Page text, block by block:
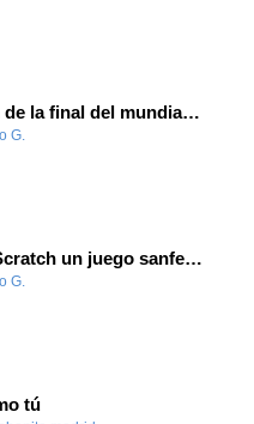
Vive la emoción de la final del mundial 2026, programando con Scratch un juego de toques.
G.
Programa con Scratch un juego sanferminero con Mikel Merino evitando toros y dando toques al balón.
G.
tú